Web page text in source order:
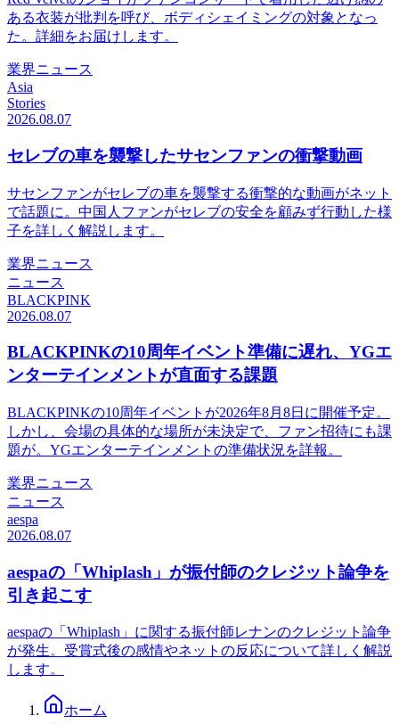
ある衣装が批判を呼び、ボディシェイミングの対象となっ
た。詳細をお届けします。
業界ニュース
Asia
Stories
2026.08.07
セレブの車を襲撃したサセンファンの衝撃動画
サセンファンがセレブの車を襲撃する衝撃的な動画がネット
で話題に。中国人ファンがセレブの安全を顧みず行動した様
子を詳しく解説します。
業界ニュース
ニュース
BLACKPINK
2026.08.07
BLACKPINKの10周年イベント準備に遅れ、YGエ
ンターテインメントが直面する課題
BLACKPINKの10周年イベントが2026年8月8日に開催予定。
しかし、会場の具体的な場所が未決定で、ファン招待にも課
題が。YGエンターテインメントの準備状況を詳報。
業界ニュース
ニュース
aespa
2026.08.07
aespaの「Whiplash」が振付師のクレジット論争を
引き起こす
aespaの「Whiplash」に関する振付師レナンのクレジット論争
が発生。受賞式後の感情やネットの反応について詳しく解説
します。
ホーム